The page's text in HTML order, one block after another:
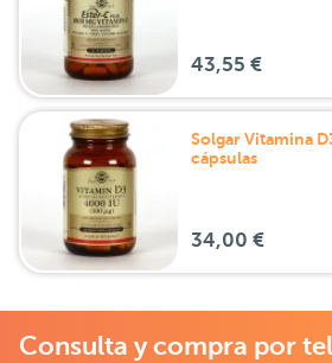
43,55 €
Solgar Vitamina
cápsulas
34,00 €
Consulta y compra por